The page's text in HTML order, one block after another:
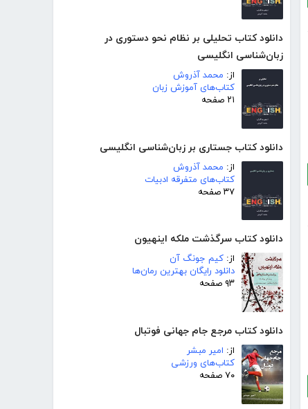
دانلود کتاب تحلیلی بر نظام نحو دستوری در
زبان‌شناسی انگلیسی
از: محمد آذروش
کتاب‌های آموزش زبان
۲۱ صفحه
دانلود کتاب جستاری بر زبان‌شناسی انگلیسی
از: محمد آذروش
کتاب‌های متفرقه ادبیات
۳۷ صفحه
دانلود کتاب سرگذشت ملکه اینهیون
از: کیم جونگ آن
دانلود رایگان بهترین رمان‌ها
۹۳ صفحه
دانلود کتاب مرجع جام جهانی فوتبال
از: امیر مبشر
کتاب‌های ورزشی
۷۰ صفحه